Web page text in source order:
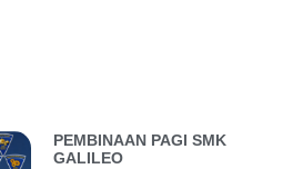
PEMBINAAN PAGI SMK
GALILEO